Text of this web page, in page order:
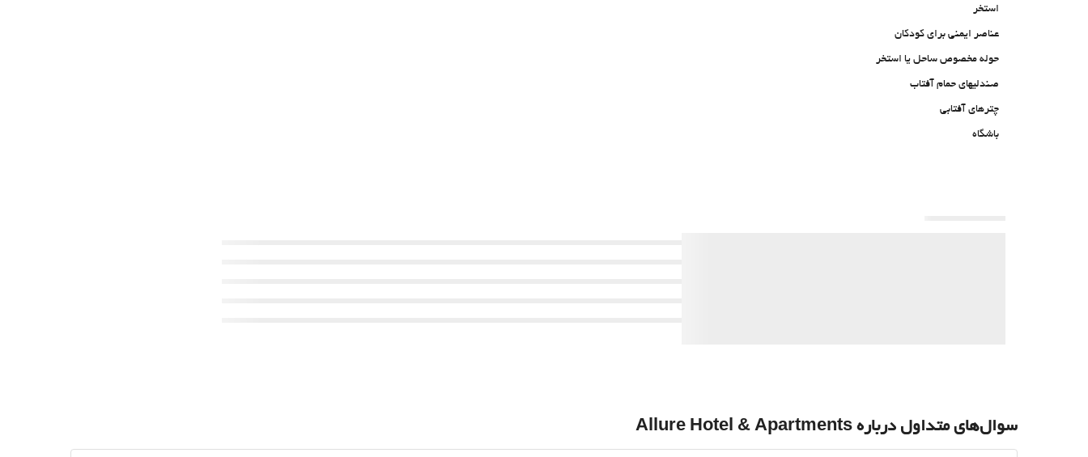
استخر
عناصر ایمنی برای کودکان
حوله مخصوص ساحل یا استخر
صندلیهای حمام آفتاب
چترهای آفتابی
باشگاه
سوال‌های متداول درباره Allure Hotel & Apartments